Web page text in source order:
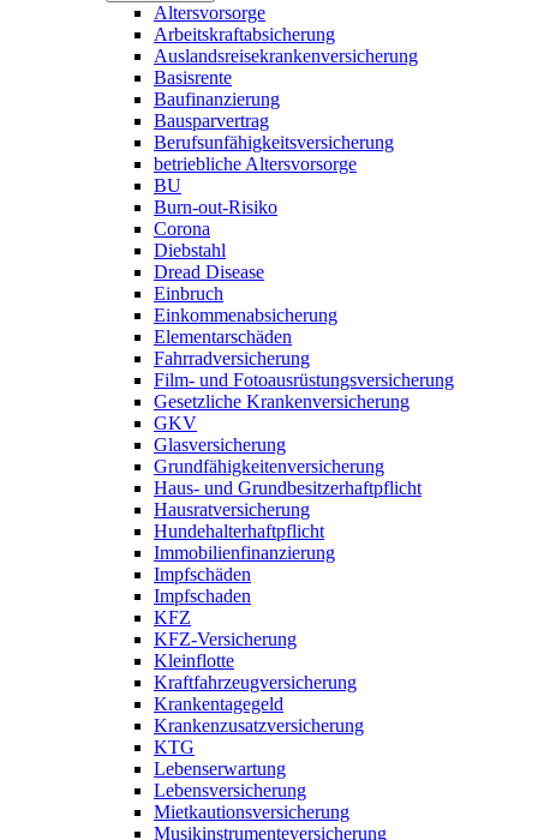
Altersvorsorge
Arbeitskraftabsicherung
Auslandsreisekrankenversicherung
Basisrente
Baufinanzierung
Bausparvertrag
Berufsunfähigkeitsversicherung
betriebliche Altersvorsorge
BU
Burn-out-Risiko
Corona
Diebstahl
Dread Disease
Einbruch
Einkommenabsicherung
Elementarschäden
Fahrradversicherung
Film- und Fotoausrüstungsversicherung
Gesetzliche Krankenversicherung
GKV
Glasversicherung
Grundfähigkeitenversicherung
Haus- und Grundbesitzerhaftpflicht
Hausratversicherung
Hundehalterhaftpflicht
Immobilienfinanzierung
Impfschäden
Impfschaden
KFZ
KFZ-Versicherung
Kleinflotte
Kraftfahrzeugversicherung
Krankentagegeld
Krankenzusatzversicherung
KTG
Lebenserwartung
Lebensversicherung
Mietkautionsversicherung
Musikinstrumenteversicherung